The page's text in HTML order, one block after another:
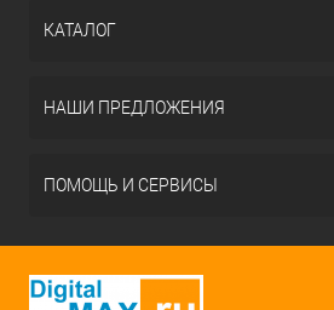
КАТАЛОГ
НАШИ ПРЕДЛОЖЕНИЯ
ПОМОЩЬ И СЕРВИСЫ